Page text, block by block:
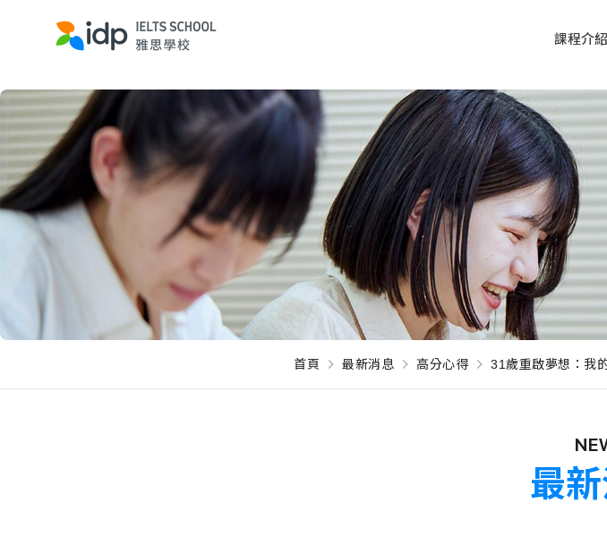
課程介紹
首頁 最新消息 高分心得 31歲重啟夢想：我
最